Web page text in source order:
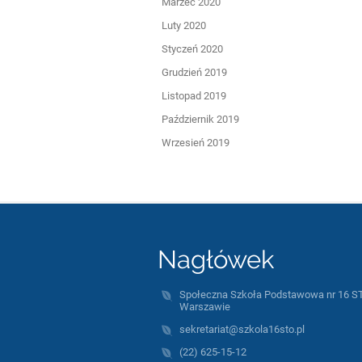
Luty 2020
Styczeń 2020
Grudzień 2019
Listopad 2019
Październik 2019
Wrzesień 2019
Nagłówek
Społeczna Szkoła Podstawowa nr 16
Warszawie
sekretariat@szkola16sto.pl
(22) 625-15-12